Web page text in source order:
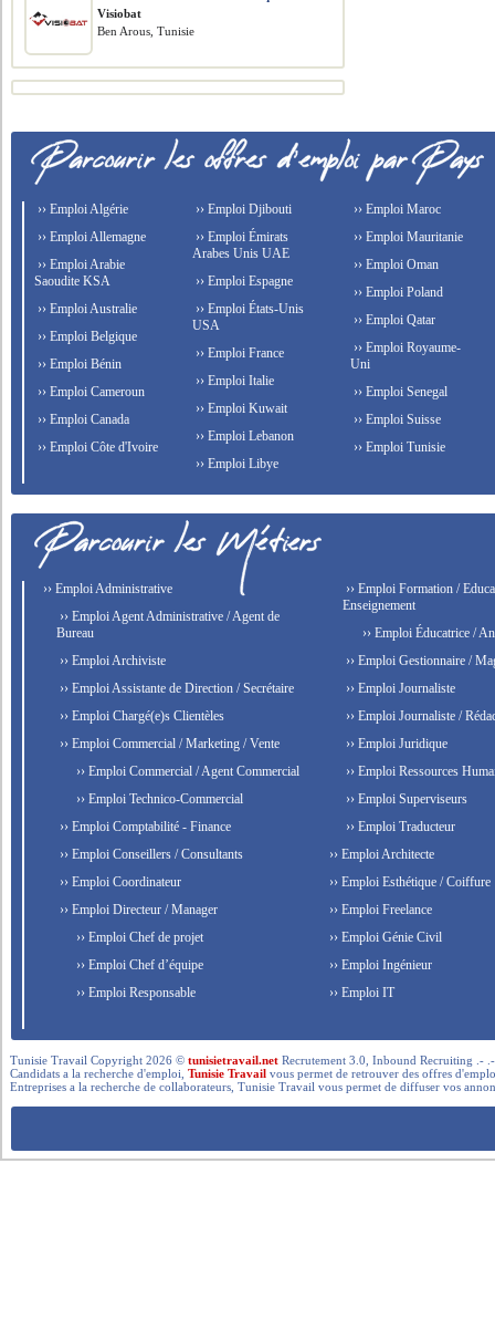
Visiobat
Ben Arous, Tunisie
›› Emploi Algérie
›› Emploi Allemagne
›› Emploi Arabie
Saoudite KSA
›› Emploi Australie
›› Emploi Belgique
›› Emploi Bénin
›› Emploi Cameroun
›› Emploi Canada
›› Emploi Côte d'Ivoire
›› Emploi Djibouti
›› Emploi Émirats
Arabes Unis UAE
›› Emploi Espagne
›› Emploi États-Unis
USA
›› Emploi France
›› Emploi Italie
›› Emploi Kuwait
›› Emploi Lebanon
›› Emploi Libye
›› Emploi Maroc
›› Emploi Mauritanie
›› Emploi Oman
›› Emploi Poland
›› Emploi Qatar
›› Emploi Royaume-
Uni
›› Emploi Senegal
›› Emploi Suisse
›› Emploi Tunisie
›› Emploi Administrative
›› Emploi Agent Administrative / Agent de
Bureau
›› Emploi Archiviste
›› Emploi Assistante de Direction / Secrétaire
›› Emploi Chargé(e)s Clientèles
›› Emploi Commercial / Marketing / Vente
›› Emploi Commercial / Agent Commercial
›› Emploi Technico-Commercial
›› Emploi Comptabilité - Finance
›› Emploi Conseillers / Consultants
›› Emploi Coordinateur
›› Emploi Directeur / Manager
›› Emploi Chef de projet
›› Emploi Chef d’équipe
›› Emploi Responsable
›› Emploi Formation /
Enseignement
›› Emploi Éducatrice /
›› Emploi Gestionnaire /
›› Emploi Journaliste
›› Emploi Journaliste /
›› Emploi Juridique
›› Emploi Ressources
›› Emploi Superviseurs
›› Emploi Traducteur
›› Emploi Architecte
›› Emploi Esthétique / Coiffure
›› Emploi Freelance
›› Emploi Génie Civil
›› Emploi Ingénieur
›› Emploi IT
Tunisie Travail Copyright 2026 ©tunisietravail.net Recrutement 3.0, Inbound Recruiting .-
Candidats a la recherche d'emploi,Tunisie Travail vous permet de retrouver des offres
Entreprises a la recherche de collaborateurs, Tunisie Travail vous permet de diffuser vos